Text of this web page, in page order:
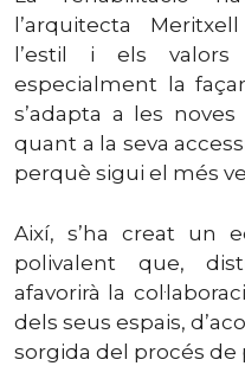
l’arquitecta
l’estil i els valors
especialment la
s’adapta a les
quant a la seva
perquè sigui el més
Així, s’ha creat un
polivalent que,
afavorirà la
dels seus espais,
sorgida del procés de